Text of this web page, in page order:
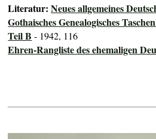
Literatur:Neues allgemeines
Gothaisches Genealogisches
Teil B - 1942, 116
Ehren-Rangliste des ehemaligen